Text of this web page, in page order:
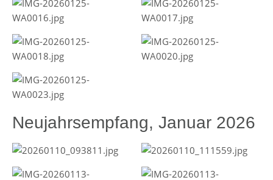
Neujahrsempfang, Januar 2026